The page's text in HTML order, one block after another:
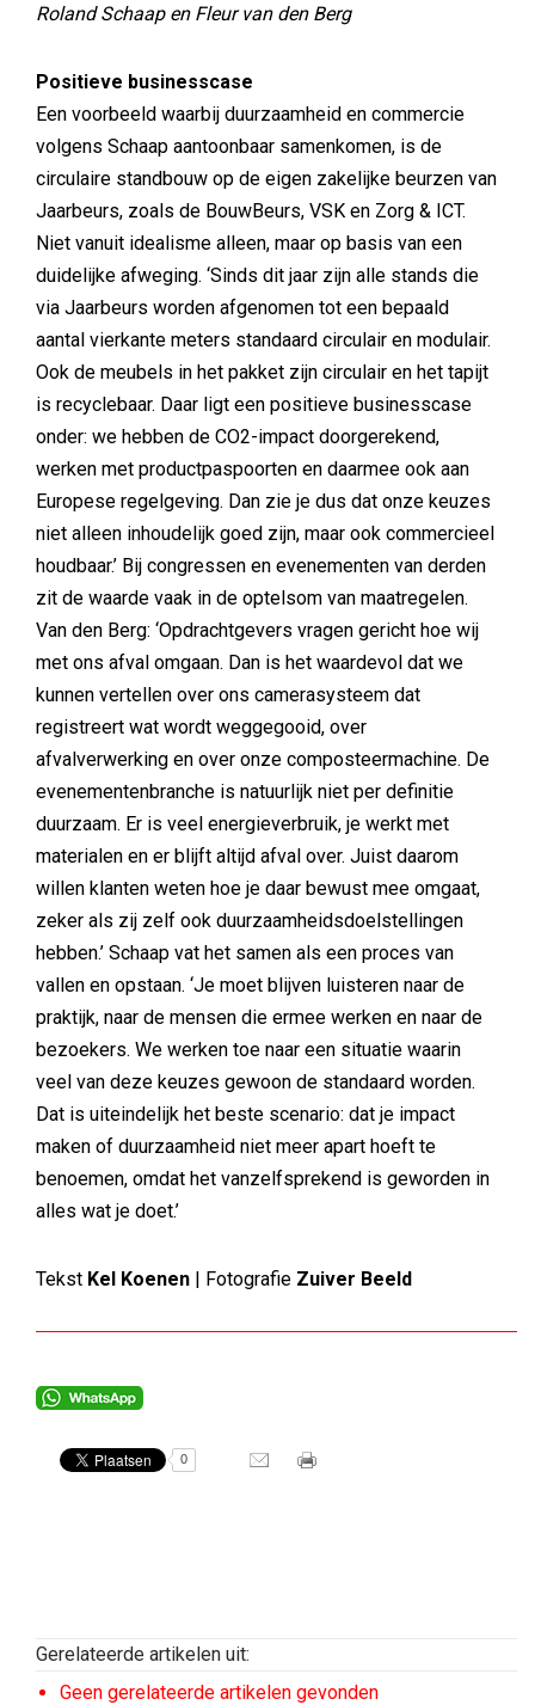
Roland Schaap en Fleur van den Berg
Positieve businesscase
Een voorbeeld waarbij duurzaamheid en commercie
volgens Schaap aantoonbaar samenkomen, is de
circulaire standbouw op de eigen zakelijke beurzen van
Jaarbeurs, zoals de BouwBeurs, VSK en Zorg & ICT.
Niet vanuit idealisme alleen, maar op basis van een
duidelijke afweging. ‘Sinds dit jaar zijn alle stands die
via Jaarbeurs worden afgenomen tot een bepaald
aantal vierkante meters standaard circulair en modulair.
Ook de meubels in het pakket zijn circulair en het tapijt
is recyclebaar. Daar ligt een positieve businesscase
onder: we hebben de CO2-impact doorgerekend,
werken met productpaspoorten en daarmee ook aan
Europese regelgeving. Dan zie je dus dat onze keuzes
niet alleen inhoudelijk goed zijn, maar ook commercieel
houdbaar.’ Bij congressen en evenementen van derden
zit de waarde vaak in de optelsom van maatregelen.
Van den Berg: ‘Opdrachtgevers vragen gericht hoe wij
met ons afval omgaan. Dan is het waardevol dat we
kunnen vertellen over ons camerasysteem dat
registreert wat wordt weggegooid, over
afvalverwerking en over onze composteermachine. De
evenementenbranche is natuurlijk niet per definitie
duurzaam. Er is veel energieverbruik, je werkt met
materialen en er blijft altijd afval over. Juist daarom
willen klanten weten hoe je daar bewust mee omgaat,
zeker als zij zelf ook duurzaamheidsdoelstellingen
hebben.’ Schaap vat het samen als een proces van
vallen en opstaan. ‘Je moet blijven luisteren naar de
praktijk, naar de mensen die ermee werken en naar de
bezoekers. We werken toe naar een situatie waarin
veel van deze keuzes gewoon de standaard worden.
Dat is uiteindelijk het beste scenario: dat je impact
maken of duurzaamheid niet meer apart hoeft te
benoemen, omdat het vanzelfsprekend is geworden in
alles wat je doet.’
Tekst Kel Koenen | Fotografie Zuiver Beeld
0
Gerelateerde artikelen uit:
Geen gerelateerde artikelen gevonden